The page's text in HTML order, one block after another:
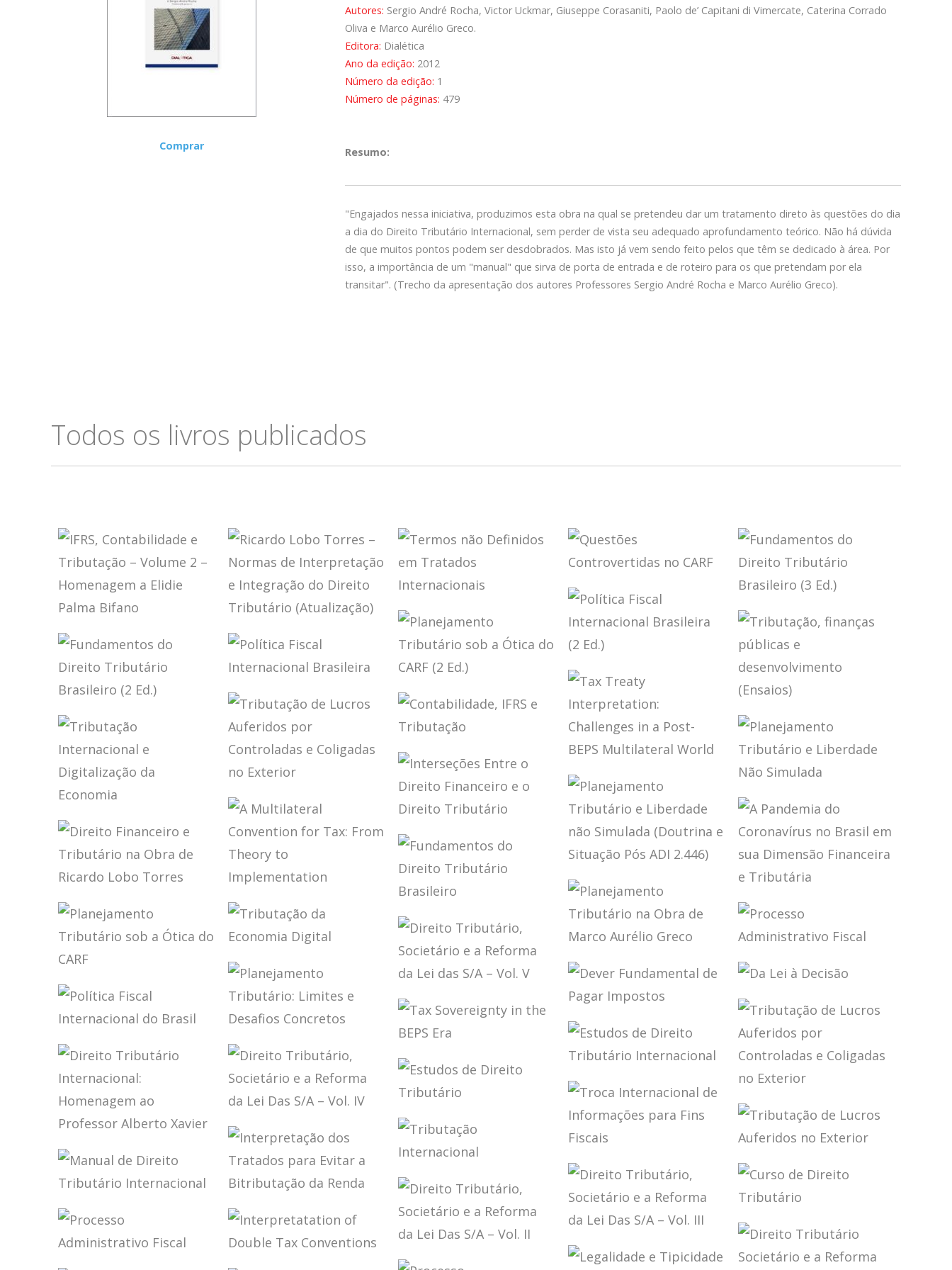
Comprar
Autores: Sergio André Rocha, Victor Uckmar, Giuseppe Corasaniti, Paolo de’ Capitani di Vimercate, Caterina Corrado
Oliva e Marco Aurélio Greco.
Editora: Dialética
Ano da edição: 2012
Número da edição: 1
Número de páginas: 479
Resumo:
"Engajados nessa iniciativa, produzimos esta obra na qual se pretendeu dar um tratamento direto às questões do dia
a dia do Direito Tributário Internacional, sem perder de vista seu adequado aprofundamento teórico. Não há dúvida
de que muitos pontos podem ser desdobrados. Mas isto já vem sendo feito pelos que têm se dedicado à área. Por
isso, a importância de um "manual" que sirva de porta de entrada e de roteiro para os que pretendam por ela
transitar". (Trecho da apresentação dos autores Professores Sergio André Rocha e Marco Aurélio Greco).
Todos os livros publicados
IFRS,
CONTABILIDADE
E TRIBUTAÇÃO –
VOLUME 2 –
HOMENAGEM A
BIFANO
RICARDO LOBO
TORRES –
NORMAS DE
E INTEGRAÇÃO
DO DIREITO
TRIBUTÁRIO
(ATUALIZAÇÃO)
TERMOS NÃO
DEFINIDOS EM
TRATADOS
INTERNACIONAIS
QUESTÕES
CONTROVERTIDAS
NO CARF FUNDAMENTOS
DO DIREITO
TRIBUTÁRIO
BRASILEIRO (3
ED.)
POLÍTICA FISCAL
INTERNACIONAL
BRASILEIRA (2
ED.)
PLANEJAMENTO
TRIBUTÁRIO SOB
A ÓTICA DO CARF TRIBUTAÇÃO,
FINANÇAS
PÚBLICAS E
DESENVOLVIMENTO
(ENSAIOS)
FUNDAMENTOS
DO DIREITO
TRIBUTÁRIO
BRASILEIRO (2
ED.)
POLÍTICA FISCAL
INTERNACIONAL
BRASILEIRA
TAX TREATY
INTERPRETATION:
CHALLENGES IN
A POST-BEPS
MULTILATERAL
WORLD
TRIBUTAÇÃO DE
LUCROS
AUFERIDOS POR
CONTROLADAS E
COLIGADAS NO
EXTERIOR
CONTABILIDADE,
IFRS E
TRIBUTAÇÃO
TRIBUTAÇÃO
INTERNACIONAL
E DIGITALIZAÇÃO
DA ECONOMIA
PLANEJAMENTO
TRIBUTÁRIO E
LIBERDADE NÃO
SIMULADA
INTERSEÇÕES
ENTRE O DIREITO
FINANCEIRO E O
DIREITO
TRIBUTÁRIO
PLANEJAMENTO
TRIBUTÁRIO E
LIBERDADE NÃO
SIMULADA
(DOUTRINA E
ADI 2.446)
A MULTILATERAL
CONVENTION
FOR TAX: FROM
IMPLEMENTATION
A PANDEMIA DO
CORONAVÍRUS
NO BRASIL EM
FINANCEIRA E
TRIBUTÁRIA
DIREITO
FINANCEIRO E
TRIBUTÁRIO NA
OBRA DE
RICARDO LOBO
FUNDAMENTOS
DO DIREITO
TRIBUTÁRIO
BRASILEIRO PLANEJAMENTO
TRIBUTÁRIO NA
OBRA DE MARCO
PLANEJAMENTO
TRIBUTÁRIO SOB
A ÓTICA DO CARF
TRIBUTAÇÃO DA
ECONOMIA
DIGITAL
PROCESSO
ADMINISTRATIVO
DIREITO
TRIBUTÁRIO,
SOCIETÁRIO E A
DAS S/A – VOL. V
PLANEJAMENTO
TRIBUTÁRIO:
LIMITES E
DESAFIOS
CONCRETOS
DEVER
FUNDAMENTAL
DE PAGAR
DA LEI À DECISÃO
POLÍTICA FISCAL
INTERNACIONAL
DO BRASIL
TAX
SOVEREIGNTY IN
THE BEPS ERA
TRIBUTAÇÃO DE
LUCROS
AUFERIDOS POR
COLIGADAS NO
EXTERIOR
ESTUDOS DE
DIREITO
TRIBUTÁRIO
INTERNACIONAL
DIREITO
TRIBUTÁRIO
INTERNACIONAL:
PROFESSOR
ALBERTO XAVIER
DIREITO
TRIBUTÁRIO,
SOCIETÁRIO E A
REFORMA DA LEI
DAS S/A – VOL. IV
ESTUDOS DE
DIREITO
TRIBUTÁRIO
TROCA
INTERNACIONAL
DE
INFORMAÇÕES
PARA FINS
TRIBUTAÇÃO DE
LUCROS
AUFERIDOS NO
TRIBUTAÇÃO
INTERNACIONAL
INTERPRETAÇÃO
DOS TRATADOS
PARA EVITAR A
MANUAL DE
DIREITO
TRIBUTÁRIO DIREITO
CURSO DE
DIREITO
TRIBUTÁRIO